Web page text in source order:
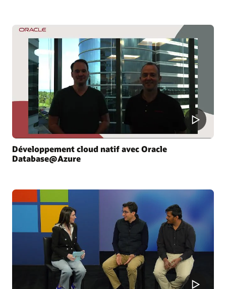
Développement cloud natif avec Oracle
Database@Azure